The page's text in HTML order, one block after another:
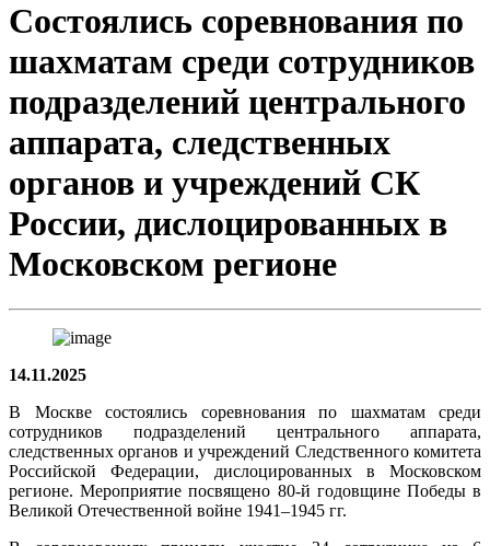
Состоялись соревнования по
шахматам среди сотрудников
подразделений центрального
аппарата, следственных
органов и учреждений СК
России, дислоцированных в
Московском регионе
14.11.2025
В Москве состоялись соревнования по шахматам среди
сотрудников подразделений центрального аппарата,
следственных органов и учреждений Следственного комитета
Российской Федерации, дислоцированных в Московском
регионе. Мероприятие посвящено 80-й годовщине Победы в
Великой Отечественной войне 1941–1945 гг.